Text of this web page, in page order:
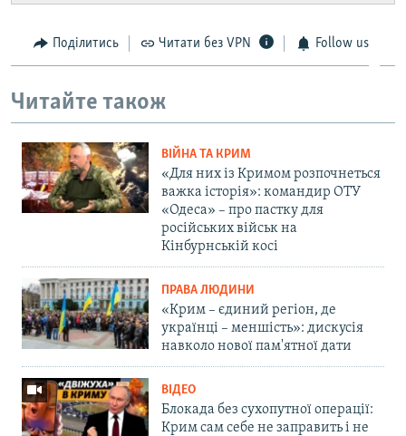
Поділитись Читати без VPN Follow us
Читайте також
ВІЙНА ТА КРИМ
«Для них із Кримом розпочнеться
важка історія»: командир ОТУ
«Одеса» – про пастку для
російських військ на
Кінбурнській косі
ПРАВА ЛЮДИНИ
«Крим – єдиний регіон, де
українці – меншість»: дискусія
навколо нової пам'ятної дати
ВІДЕО
Блокада без сухопутної операції:
Крим сам себе не заправить і не